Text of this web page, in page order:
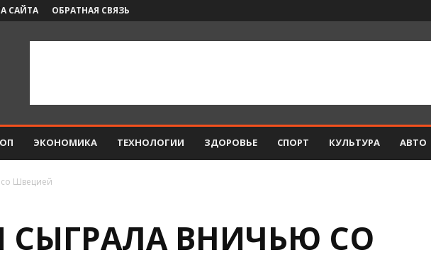
САЙТА ОБРАТНАЯ СВЯЗЬ
ЭКОНОМИКА ТЕХНОЛОГИИ ЗДОРОВЬЕ СПОРТ КУЛЬТУРА АВТО
Швецией
СЫГРАЛА ВНИЧЬЮ СО